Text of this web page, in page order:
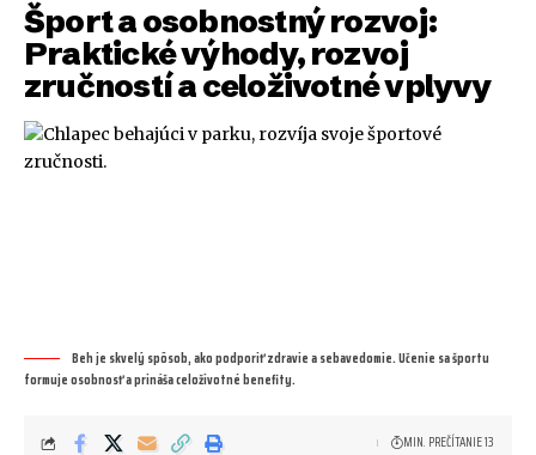
Šport a osobnostný rozvoj:
Praktické výhody, rozvoj
zručností a celoživotné vplyvy
Beh je skvelý spôsob, ako podporiť zdravie a sebavedomie. Učenie sa športu
formuje osobnosť a prináša celoživotné benefity.
MIN. PREČÍTANIE 13